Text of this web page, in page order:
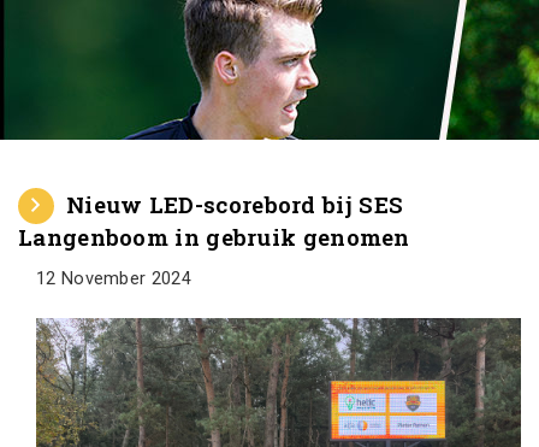
Nieuw LED-scorebord bij SES
Langenboom in gebruik genomen
12 November 2024